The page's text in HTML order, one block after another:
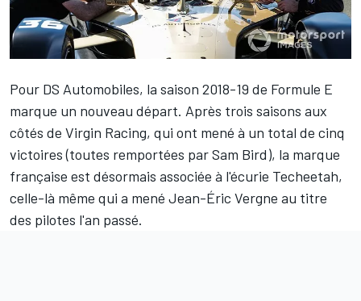
Pour DS Automobiles, la saison 2018-19 de Formule E
marque un nouveau départ. Après trois saisons aux
côtés de Virgin Racing, qui ont mené à un total de cinq
victoires (toutes remportées parSam Bird), la marque
française est désormais associée à l'écurie Techeetah,
celle-là même qui a mené Jean-Éric Vergne au titre
des pilotes l'an passé.